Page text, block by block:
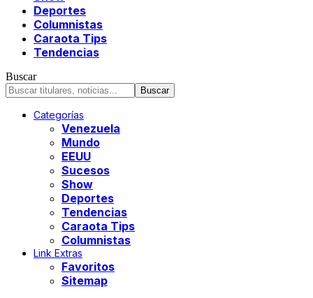
Deportes
Columnistas
Caraota Tips
Tendencias
Buscar
Categorías
Venezuela
Mundo
EEUU
Sucesos
Show
Deportes
Tendencias
Caraota Tips
Columnistas
Link Extras
Favoritos
Sitemap